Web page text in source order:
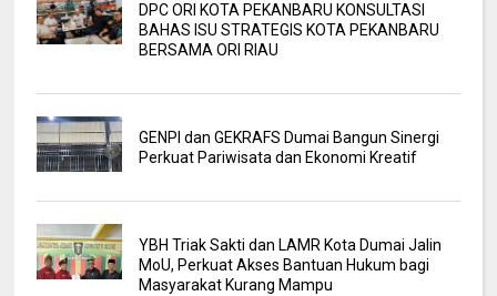
DPC ORI KOTA PEKANBARU KONSULTASI
BAHAS ISU STRATEGIS KOTA PEKANBARU
BERSAMA ORI RIAU
GENPI dan GEKRAFS Dumai Bangun Sinergi
Perkuat Pariwisata dan Ekonomi Kreatif
YBH Triak Sakti dan LAMR Kota Dumai Jalin
MoU, Perkuat Akses Bantuan Hukum bagi
Masyarakat Kurang Mampu